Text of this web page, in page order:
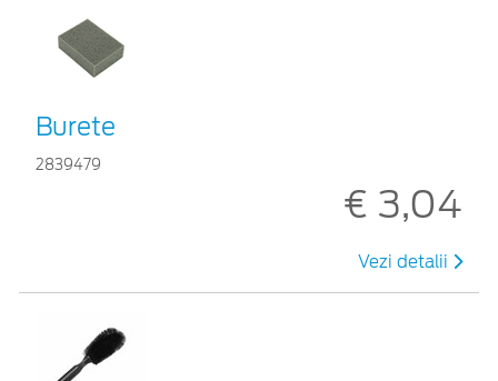
Burete
2839479
€ 3,04
Vezi detalii